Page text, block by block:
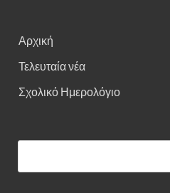
Αρχική
Τελευταία νέα
Σχολικό Ημερολόγιο